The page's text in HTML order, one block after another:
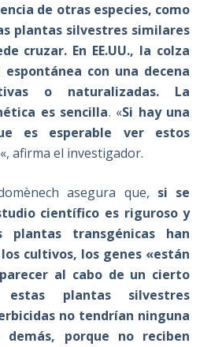
de otras especies, como
plantas silvestres similares
cruzar. En EE.UU., la colza
con una decena
o naturalizadas. La
es sencilla. «Si hay una
es esperable ver estos
«, afirma el investigador.
asegura que, si se
científico es riguroso y
transgénicas han
cultivos, los genes «están
al cabo de un cierto
plantas silvestres
no tendrían ninguna
porque no reciben